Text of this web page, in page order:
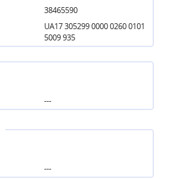
38465590
UA17 305299 0000 0260 0101
5009 935
---
---